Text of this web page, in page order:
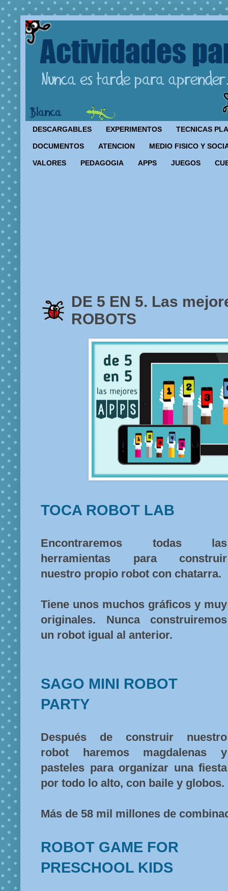
DESCARGABLES EXPERIMENTOS TECNICAS
DOCUMENTOS ATENCION MEDIO FISICO Y
VALORES PEDAGOGIA APPS JUEGOS
DE 5 EN 5. Las
ROBOTS
TOCA ROBOT LAB
Encontraremos todas las
herramientas para construir
nuestro propio robot con chatarra.
Tiene unos muchos gráficos y muy
originales. Nunca construiremos
un robot igual al anterior.
SAGO MINI ROBOT
PARTY
Después de construir nuestro
robot haremos magdalenas y
pasteles para organizar una fiesta
por todo lo alto, con baile y globos.
Más de 58 mil millones de
ROBOT GAME FOR
PRESCHOOL KIDS